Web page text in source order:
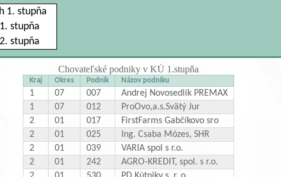
1. stupňa
stupňa
stupňa
Chovateľské podniky v KÚ 1.stupňa
Kraj Okres Podnik Názov podniku
1 07 007
Andrej Novosedlík PREMAX
1
07 012
ProOvo,a.s.Svätý Jur
2
01 017
FirstFarms Gabčíkovo sro
2
01 025
Ing. Csaba Mózes, SHR
2
01 039
VARIA spol s r.o.
2
01 242
AGRO-KREDIT, spol. s r.o.